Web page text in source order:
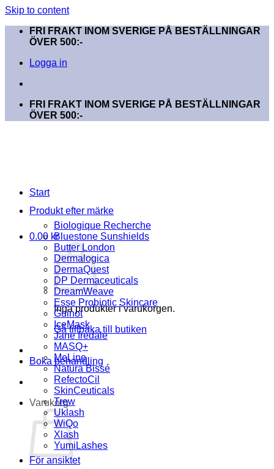
Skip to content
FRI FRAKT INOM SVERIGE PÅ BESTÄLLNINGAR
ÖVER 500:-
Logga in
FRI FRAKT INOM SVERIGE PÅ BESTÄLLNINGAR
ÖVER 500:-
0.00 kr
Inga produkter i varukorgen.
Gå tillbaka till butiken
Boka behandling
Varukorg
Start
Produkt efter märke
Biologique Recherche
Bluestone Sunshields
Butter London
Dermalogica
DermaQuest
DP Dermaceuticals
DreamWeave
Esse Probiotic Skincare
Guinot
IceMask
Jane Iredale
MASQ+
MeLine
Natura Bissé
RefectoCil
SkinCeuticals
Trew
Uklash
WiQo
Xlash
YumiLashes
För ansiktet